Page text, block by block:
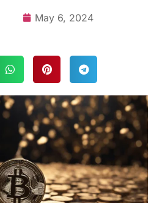
May 6, 2024